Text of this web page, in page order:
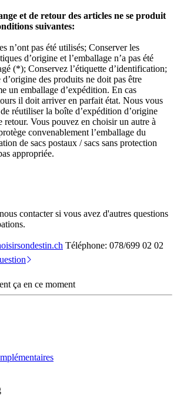
et de retour des articles ne se produit
suivantes:
n’ont pas été utilisés; Conserver les
d’origine et l’emballage n’a pas été
(*); Conservez l’étiquette d’identification;
des produits ne doit pas être
un emballage d’expédition. En cas
il doit arriver en parfait état. Nous vous
réutiliser la boîte d’expédition d’origine
retour. Vous pouvez en choisir un autre à
convenablement l’emballage du
de sacs postaux / sacs sans protection
appropriée.
contacter si vous avez d'autres questions
Téléphone: 078/699 02 02
ça en ce moment